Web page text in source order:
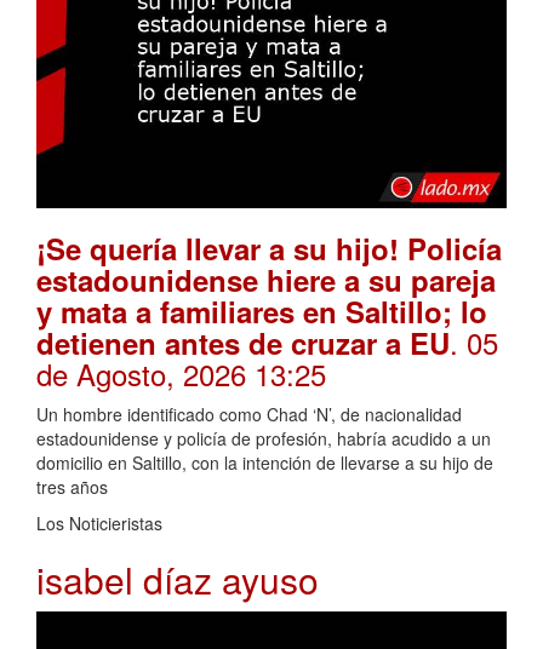
¡Se quería llevar a su hijo! Policía
estadounidense hiere a su pareja
y mata a familiares en Saltillo; lo
detienen antes de cruzar a EU. 05
de Agosto, 2026 13:25
Un hombre identificado como Chad ‘N’, de nacionalidad
estadounidense y policía de profesión, habría acudido a un
domicilio en Saltillo, con la intención de llevarse a su hijo de
tres años
Los Noticieristas
isabel díaz ayuso